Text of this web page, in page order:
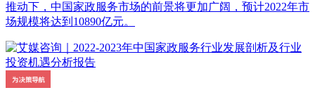
推动下，中国家政服务市场的前景将更加广阔，预计2022年市
场规模将达到10890亿元。